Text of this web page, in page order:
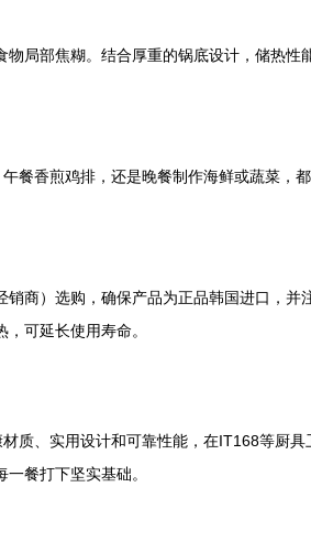
局部焦糊。结合厚重的锅底设计，储热
餐香煎鸡排，还是晚餐制作海鲜或蔬菜
商）选购，确保产品为正品韩国进口，
可延长使用寿命。
质、实用设计和可靠性能，在IT168等厨
餐打下坚实基础。